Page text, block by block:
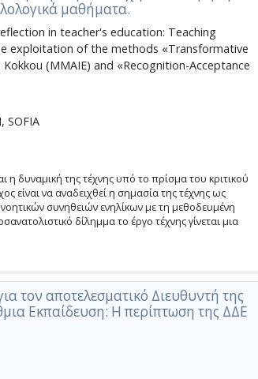
μαθήματα.
in teacher's education: Teaching
exploitation of the methods «Transformative
(MMAIE) and «Recognition-Acceptance
SOFIA
η δυναμική της τέχνης υπό το πρίσμα του κριτικού
είναι να αναδειχθεί η σημασία της τέχνης ως
συνηθειών ενηλίκων με τη μεθοδευμένη
δίλημμα το έργο τέχνης γίνεται μια
τον αποτελεσματικό Διευθυντή της
Εκπαίδευση: Η περίπτωση της ΔΔΕ